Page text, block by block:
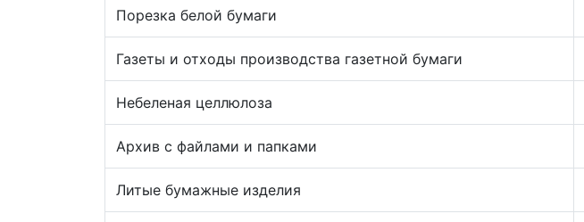
Порезка белой бумаги
Газеты и отходы производства газетной бумаги
Небеленая целлюлоза
Архив с файлами и папками
Литые бумажные изделия